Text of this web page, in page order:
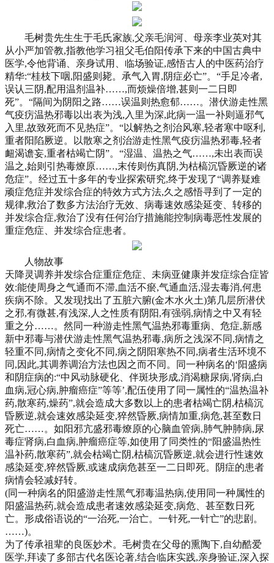
毛树贵先生生于毛氏家族,父亲毛润河、母亲李业英对其
从小严加管教,指教他学习祖父毛伯阳传承下来的中国古典中
医学,令他背诵、亲身试用、临场验证,感悟古人的中医药治疗
精华:“桂枝下咽,阳盛则毙。承气入胃,阴症必亡”。“手足冷者,
误认三阴,配用温剂温补……,而烦燥倍增,甚则一二日即
死”。“隔间为阴阳之路……误温则热愈郁……。潜伏游走性黑
气疫疠温热邪毒以出表为浅,入里为深,此病一温一补则逼邪气
入里,故致死而不见热症”。“以解热之剂治风寒,轻者寒中呕利,
重者阳陷厥逆。以散寒之剂治游走性黑气疫疠温热邪毒,轻者
衄渴谵妄,重者枯竭亡阴”。“湿温、温热之气……,未出表而误
温之,始则引热毒燎原……,末传则伤真阴,为枯槁沉昏厥逆的诸
危症”。经过五十多年的专业探索研究,终于发现了“调养疑难
顽症危症并发综合症的特效方式方法,久之感悟寻到了一定的
规律,救治了数多方法治疗无效、病毒速效感染延变、转移的
并发综合症,救治了没有任何治疗措施能控制病毒恶性发展的
重症危症、并发综合症患者。
人物故事
天降灵调养并发综合症重症危症、未病亚健康并发症综合症皆
效:能使周身之气通而不滞,血活不瘀,气通血活,湿去毒消,何患
疾病不除。又发现找出了五脏六腑(金木水火土)第几层所潜伏
之邪,有微甚,有浅深,人之性质有阴阳,有强弱,病情之中又有轻
重之分……。然同一种游走性黑气温热邪毒重病、危症,新感
新中邪毒与潜伏游走性黑气温热邪毒,病所之浅深不同,病情之
轻重不同,病情之变化不同,病之阴阳寒热不同,病者生活环境不
同,因此,其调养调治方法也因之而不同。同一种病名的‘阳盛病
和阴症病的:“中风动脉硬化、伴斑块形成,消渴糖尿病,肾病,白
血病,冠心病,肿瘤癌症”等等’,配伍使用了同一属性的“温热温补
药,散寒药,燥药”,就会造成大多数以上的患者枯竭亡阴,枯槁沉
昏厥逆,就会速效感染延变,猝然昏厥,病情加重,病危,甚至数日
死亡……。如阳邪亢盛邪毒燎原的心脑血管病,肺气肿肺病,尿
毒症肾病,白血病,肿瘤癌症等,如使用了同类性的“阳盛温热性
温补药,散寒药”,就会枯竭亡阴,枯槁沉昏厥逆,就会进行性速效
感染延变,猝然昏厥,或速成病危甚至一二日即死。阴症的患者
病情会轻减好转。
(同一种病名的阳盛游走性黑气邪毒温热病,使用同一种属性的
阳盛温热药,就会造成患者速效感染延变,病危、甚至数日死
亡。形成俗语说的“一治死,一治亡。一针死,一针亡”的悲剧。
……)。
为了传承祖辈的良医妙术。毛树贵在父母的熏陶下,自幼酷爱
医学,拜读了多部古代名医论著,结合临床实践,亲身验证,深入探